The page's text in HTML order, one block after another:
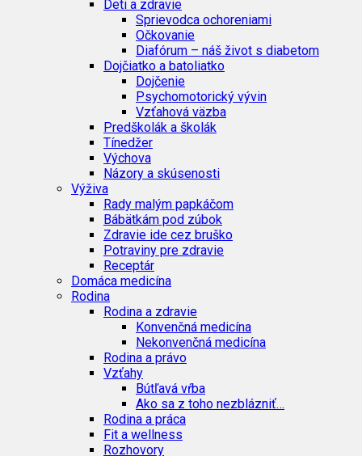
Deti a zdravie
Sprievodca ochoreniami
Očkovanie
Diafórum – náš život s diabetom
Dojčiatko a batoliatko
Dojčenie
Psychomotorický vývin
Vzťahová väzba
Predškolák a školák
Tínedžer
Výchova
Názory a skúsenosti
Výživa
Rady malým papkáčom
Bábätkám pod zúbok
Zdravie ide cez bruško
Potraviny pre zdravie
Receptár
Domáca medicína
Rodina
Rodina a zdravie
Konvenčná medicína
Nekonvenčná medicína
Rodina a právo
Vzťahy
Bútľavá vŕba
Ako sa z toho nezblázniť…
Rodina a práca
Fit a wellness
Rozhovory